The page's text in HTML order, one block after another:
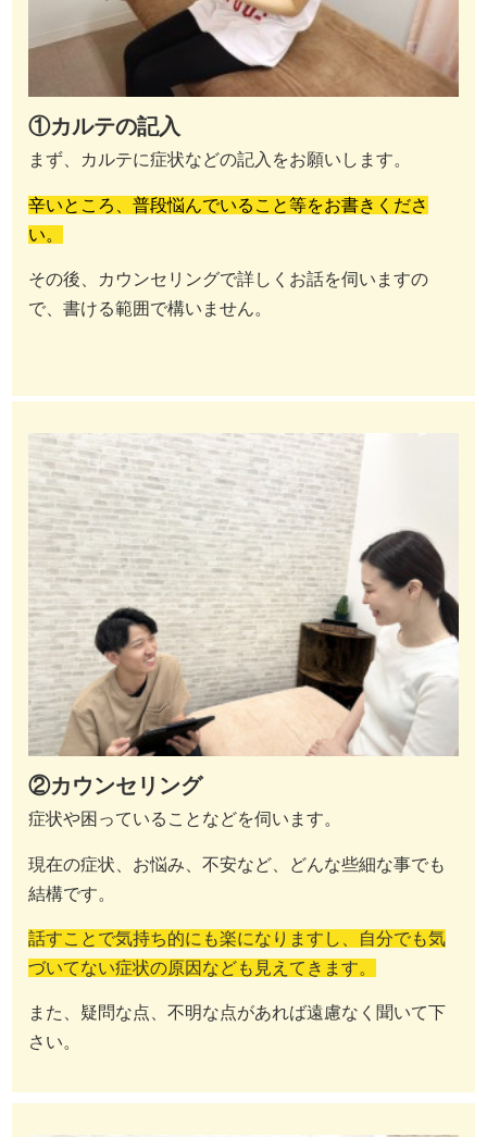
①カルテの記入
まず、カルテに症状などの記入をお願いします。
辛いところ、普段悩んでいること等をお書きくださ
い。
その後、カウンセリングで詳しくお話を伺いますの
で、書ける範囲で構いません。
②カウンセリング
症状や困っていることなどを伺います。
現在の症状、お悩み、不安など、どんな些細な事でも
結構です。
話すことで気持ち的にも楽になりますし、自分でも気
づいてない症状の原因なども見えてきます。
また、疑問な点、不明な点があれば遠慮なく聞いて下
さい。